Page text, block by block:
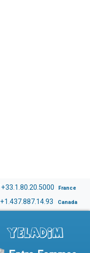
+33.1.80.20.5000 France
+1.437.887.14.93 Canada